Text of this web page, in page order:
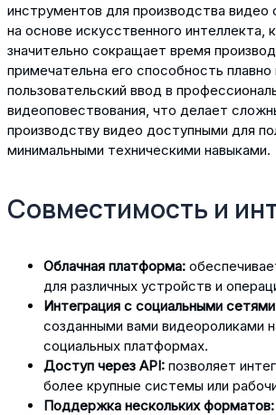
инструментов для производства
на основе искусственного интеллекта,
значительно сокращает время
примечательна его способность плавно
пользовательский ввод в
видеоповествования, что делает
производству видео доступными для
минимальными техническими навыками.
Совместимость и
Облачная платформа:
для различных устройств и
Интеграция с социальными
созданными вами видеороликами
социальных платформах.
Доступ через API: позволяет
более крупные системы или
Поддержка нескольких форматов: